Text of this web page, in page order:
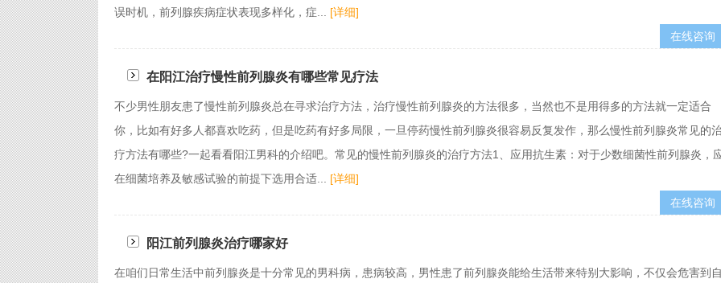
误时机，前列腺疾病症状表现多样化，症... [详细]
在线咨询
在阳江治疗慢性前列腺炎有哪些常见疗法
不少男性朋友患了慢性前列腺炎总在寻求治疗方法，治疗慢性前列腺炎的方法很多，当然也不是用得多的方法就一定适合
你，比如有好多人都喜欢吃药，但是吃药有好多局限，一旦停药慢性前列腺炎很容易反复发作，那么慢性前列腺炎常见的
疗方法有哪些?一起看看阳江男科的介绍吧。常见的慢性前列腺炎的治疗方法1、应用抗生素：对于少数细菌性前列腺炎，
在细菌培养及敏感试验的前提下选用合适... [详细]
在线咨询
阳江前列腺炎治疗哪家好
在咱们日常生活中前列腺炎是十分常见的男科病，患病较高，男性患了前列腺炎能给生活带来特别大影响，不仅会危害到自